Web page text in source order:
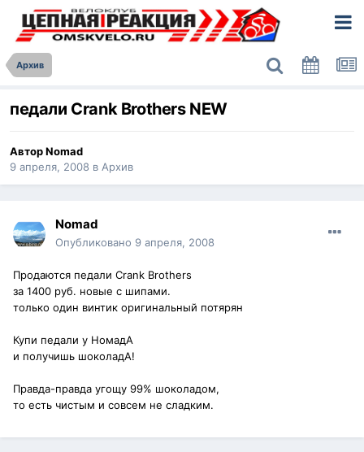
Архив
педали Crank Brothers NEW
АвторNomad
9 апреля, 2008 в Архив
Nomad
Опубликовано 9 апреля, 2008
Продаются педали Crank Brothers
за 1400 руб. новые с шипами.
только один винтик оригинальный потярян
Купи педали у НомадА
и получишь шоколадА!
Правда-правда угощу 99% шоколадом,
то есть чистым и совсем не сладким.